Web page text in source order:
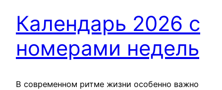
Календарь 2026 с
номерами недель
В современном ритме жизни особенно важно